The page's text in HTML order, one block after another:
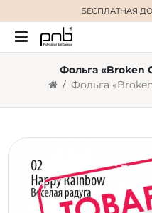
БЕСПЛАТНАЯ